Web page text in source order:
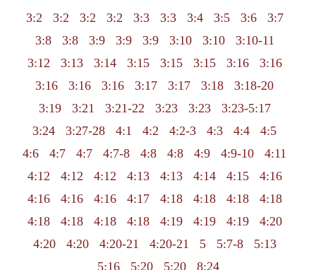
3:2
3:2 3:2 3:2 3:3 3:3 3:4 3:5 3:6
3:7
3:8
3:8 3:9 3:9 3:9 3:10 3:10
3:10-11
3:12
3:13 3:14 3:15 3:15 3:15 3:16
3:16
3:16
3:16 3:16 3:17 3:17 3:18
3:18-20
3:19
3:21 3:21-22 3:23 3:23
3:23-5:17
3:24
3:27-28 4:1 4:2 4:2-3 4:3 4:4
4:5
4:6
4:7 4:7 4:7-8 4:8 4:8 4:9 4:9-10
4:11
4:12
4:12 4:12 4:13 4:13 4:14 4:15
4:16
4:16
4:16 4:16 4:17 4:18 4:18 4:18
4:18
4:18
4:18 4:18 4:18 4:19 4:19 4:19
4:20
4:20
4:20 4:20-21 4:20-21 5 5:7-8
5:13
5:16
5:20 5:20
8:24